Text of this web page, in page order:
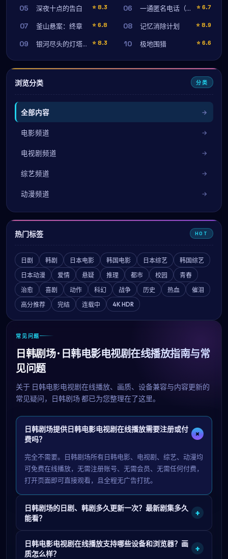
05 深夜十点的告白 ⭐ 8.3 06 一通匿名电话（首映纪念版） ⭐ 6.7
07 釜山悬案：终章 ⭐ 6.8 08 记忆消除计划 ⭐ 8.9
09 银河尽头的灯塔（导演剪辑版） ⭐ 8.3 10 极地围猎 ⭐ 6.6
浏览分类 分类
全部内容
电影频道
电视剧频道
综艺频道
动漫频道
热门标签 HOT
日剧 韩剧 日本电影 韩国电影 日本综艺
韩国综艺
日本动漫
爱情 悬疑 推理 都市 校园
青春
治愈
喜剧 动作 科幻 战争 历史 热血
催泪
高分推荐
完结 连载中 4K HDR
常见问题
日韩剧场 · 日韩电影电视剧在线播放指南与常
见问题
关于 日韩电影电视剧在线播放、画质、设备兼容与内容更新的
常见疑问，
日韩剧场 都已为您整理在了这里。
日韩剧场提供日韩电影电视剧在线播放需要注册或付
费吗？
+
完全不需要。日韩剧场所有日韩电影、电视剧、综艺、动漫均
可免费在线播放，无需注册账号、无需会员、无需任何付费，
打开页面即可直接观看，且全程无广告打扰。
日韩剧场的日剧、韩剧多久更新一次？最新剧集多久
能看？
+
日韩电影电视剧在线播放支持哪些设备和浏览器？画
质怎么样？
+